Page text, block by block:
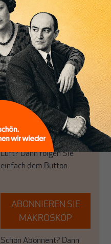
Wir verlassen die
journalistische Filterblase,
in der sich viele
eingerichtet haben. Wir
öffnen Fenster und
bringen frische Luft in die
engen und verstaubten
Debattenräume.
Brauchen Sie auch frische
Luft? Dann folgen Sie
einfach dem Button.
ABONNIEREN SIE
MAKROSKOP
Schon Abonnent? Dann